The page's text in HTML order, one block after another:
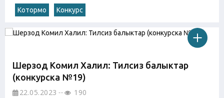
Котормо Конкурс
Шерзод Комил Халил: Тилсиз балыктар
(конкурска №19)
22.05.2023 190